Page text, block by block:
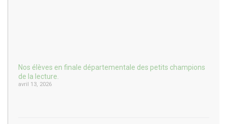
Nos élèves en finale départementale des petits champions
de la lecture.
avril 13, 2026